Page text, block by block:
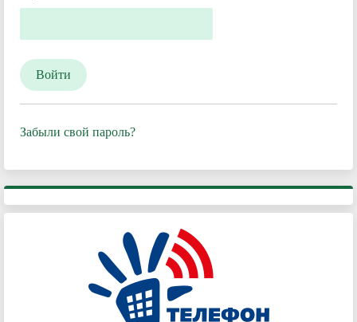
Забыли свой пароль?